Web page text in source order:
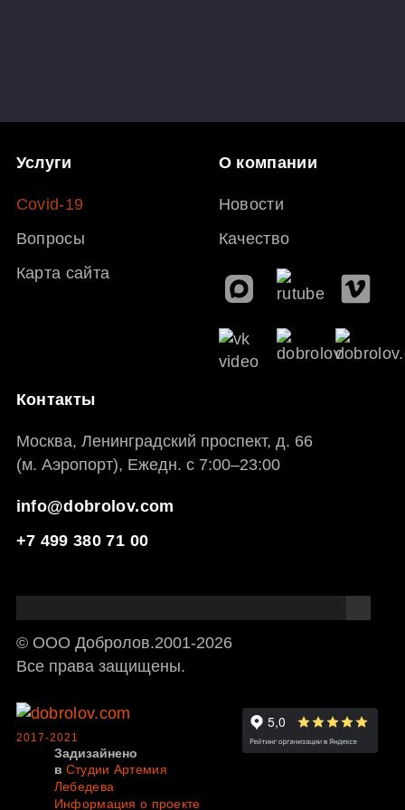
Услуги
Covid-19
Вопросы
Карта сайта
О компании
Новости
Качество
Контакты
Москва, Ленинградский проспект, д. 66
(м. Аэропорт), Ежедн. с 7:00–23:00
info@dobrolov.com
+7 499 380 71 00
© ООО Добролов.2001-2026
Все права защищены.
2017-2021
Задизайнено
в Студии Артемия
Лебедева
Информация о проекте